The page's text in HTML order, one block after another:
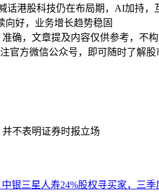
话港股科技仍在布局期，AI加持，
向好，业务增长趋势稳固
确，文章提及内容仅供参考，不
官方微信公众号，即可随时了解
不表明证券时报立场
银三星人寿24%股权寻买家，三